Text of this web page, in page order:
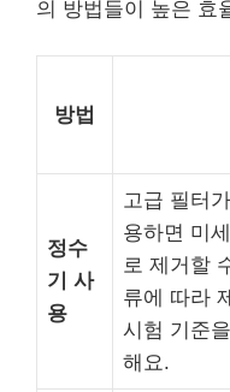
의 방법들이 높은 효
방법
정수
기 사
용
고급 필터
용하면 미
로 제거할
류에 따라
시험 기준
해요.